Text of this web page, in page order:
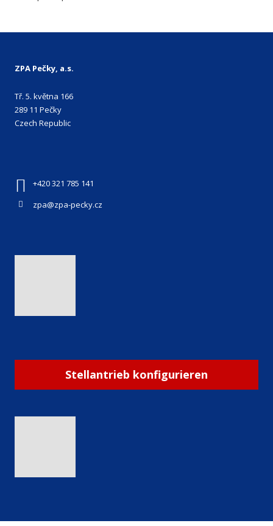
ZPA Pečky, a.s.
Tř. 5. května 166
289 11 Pečky
Czech Republic
+420 321 785 141
zpa@zpa-pecky.cz
Stellantrieb konfigurieren